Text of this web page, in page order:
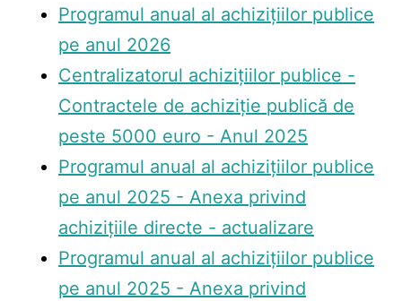
Programul anual al achizițiilor publice
pe anul 2026
Centralizatorul achizițiilor publice -
Contractele de achiziție publică de
peste 5000 euro - Anul 2025
Programul anual al achizițiilor publice
pe anul 2025 - Anexa privind
achizițiile directe - actualizare
Programul anual al achizițiilor publice
pe anul 2025 - Anexa privind